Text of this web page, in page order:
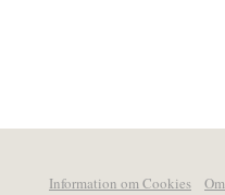
Information om Cookies